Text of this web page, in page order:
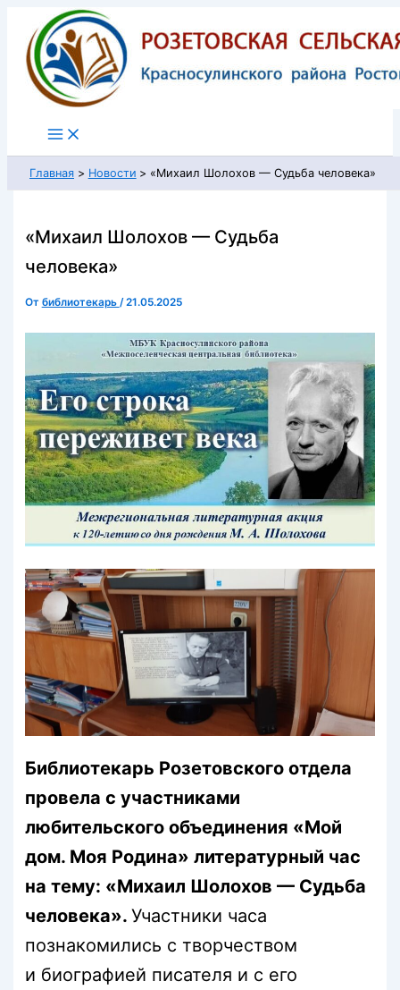
Перейти
содержимому
Главная Новости «Михаил Шолохов — Судьба человека»
«Михаил Шолохов — Судьба
человека»
От библиотекарь /21.05.2025
Библиотекарь Розетовского отдела
провела с участниками
любительского объединения «Мой
дом. Моя Родина» литературный час
на тему: «Михаил Шолохов — Судьба
человека». Участники часа
познакомились с творчеством
и биографией писателя и с его